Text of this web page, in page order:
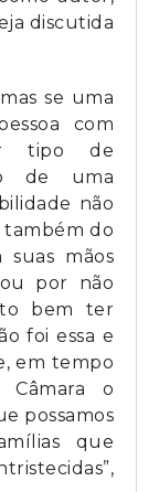
discutida
se uma
com
tipo de
de uma
não
também do
mãos
por não
bem ter
foi essa e
em tempo
o
possamos
que